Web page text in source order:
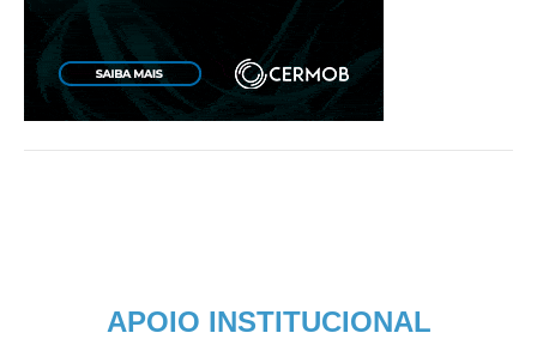
APOIO INSTITUCIONAL